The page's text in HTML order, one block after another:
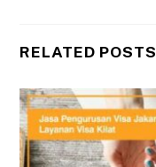
RELATED POSTS